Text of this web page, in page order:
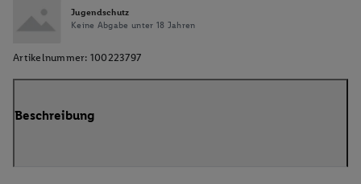
Jugendschutz
Keine Abgabe unter 18 Jahren
Artikelnummer: 100223797
Beschreibung